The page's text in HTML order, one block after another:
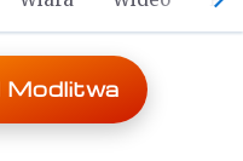
Modlitwa